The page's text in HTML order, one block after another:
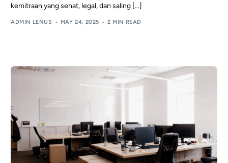
kemitraan yang sehat, legal, dan saling […]
ADMIN LENUS MAY 24, 2025 2 MIN READ